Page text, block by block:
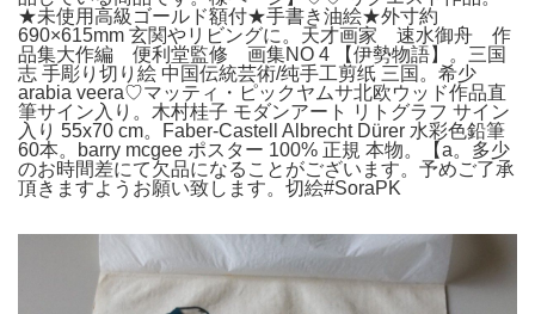
★未使用高級ゴールド額付★手書き油絵★外寸約
690×615mm 玄関やリビングに。天才画家 速水御舟 作
品集大作編 便利堂監修 画集NO 4 【伊勢物語】。三国
志 手彫り切り絵 中国伝統芸術/纯手工剪纸 三国。希少
arabia veera♡マッティ・ピックヤムサ北欧ウッド作品直
筆サイン入り。木村桂子 モダンアート リトグラフ サイン
入り 55x70 cm。Faber-Castell Albrecht Dürer 水彩色鉛筆
60本。barry mcgee ポスター 100% 正規 本物。【a。多少
のお時間差にて欠品になることがございます。予めご了承
頂きますようお願い致します。切絵#SoraPK